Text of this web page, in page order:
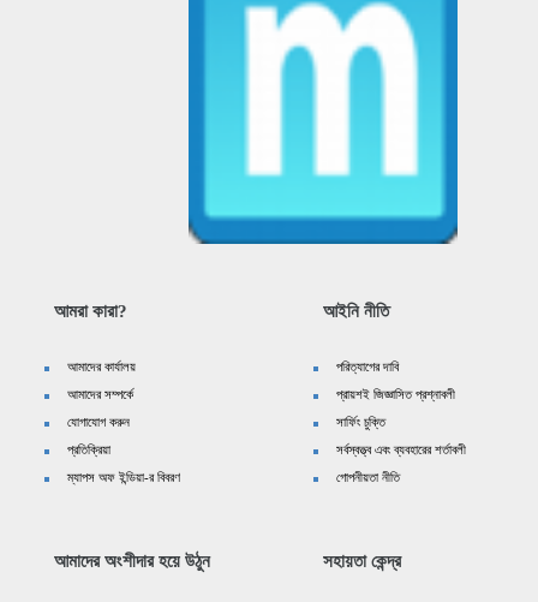
আমরা কারা?
আমাদের কার্যালয়
আমাদের সম্পর্কে
যোগাযোগ করুন
প্রতিক্রিয়া
ম্যাপস অফ ইন্ডিয়া-র বিবরণ
আইনি নীতি
পরিত্যাগের দাবি
প্রায়শই জিজ্ঞাসিত প্রশ্নাবলী
সার্ফিং চুক্তি
সর্বস্বত্ত্ব এবং ব্যবহারের শর্তাবলী
গোপনীয়তা নীতি
আমাদের অংশীদার হয়ে উঠুন সহায়তা কেন্দ্র